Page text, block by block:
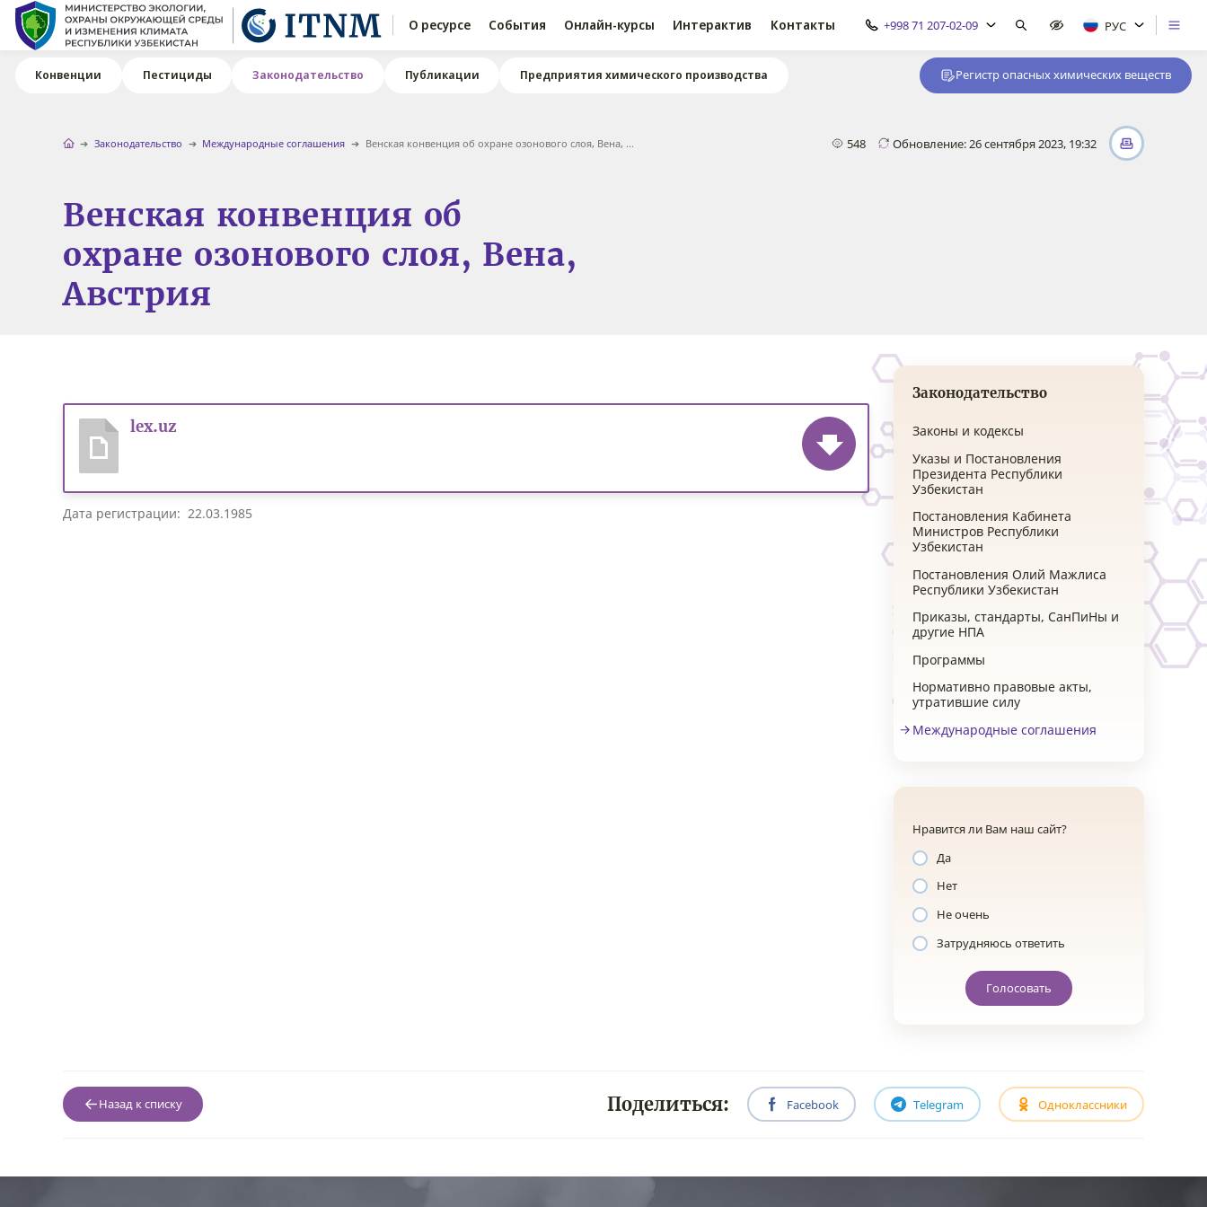
О ресурсе События Онлайн-курсы Интерактив Контакты +998 71 207-02-09 РУС
Конвенции Пестициды Законодательство Публикации Предприятия химического производства Регистр опасных химических веществ
Законодательство Международные соглашения Венская конвенция об охране озонового слоя, Вена, ... 548 Обновление: 26 сентября 2023, 19:32
Венская конвенция об
охране озонового слоя, Вена,
Авcтрия
lex.uz
Дата регистрации: 22.03.1985
Законодательство
Законы и кодексы
Указы и Постановления
Президента Республики
Узбекистан
Постановления Кабинета
Министров Республики
Узбекистан
Постановления Олий Мажлиса
Республики Узбекистан
Приказы, стандарты, СанПиНы и
другие НПА
Программы
Нормативно правовые акты,
утратившие силу
Международные соглашения
Нравится ли Вам наш сайт?
Да
Нет
Не очень
Затрудняюсь ответить
Голосовать
Назад к списку Поделиться: Facebook Telegram Одноклассники